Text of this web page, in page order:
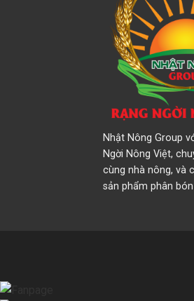
Nhật Nông Group
Ngời Nông Việt,
cùng nhà nông, và
sản phẩm phân